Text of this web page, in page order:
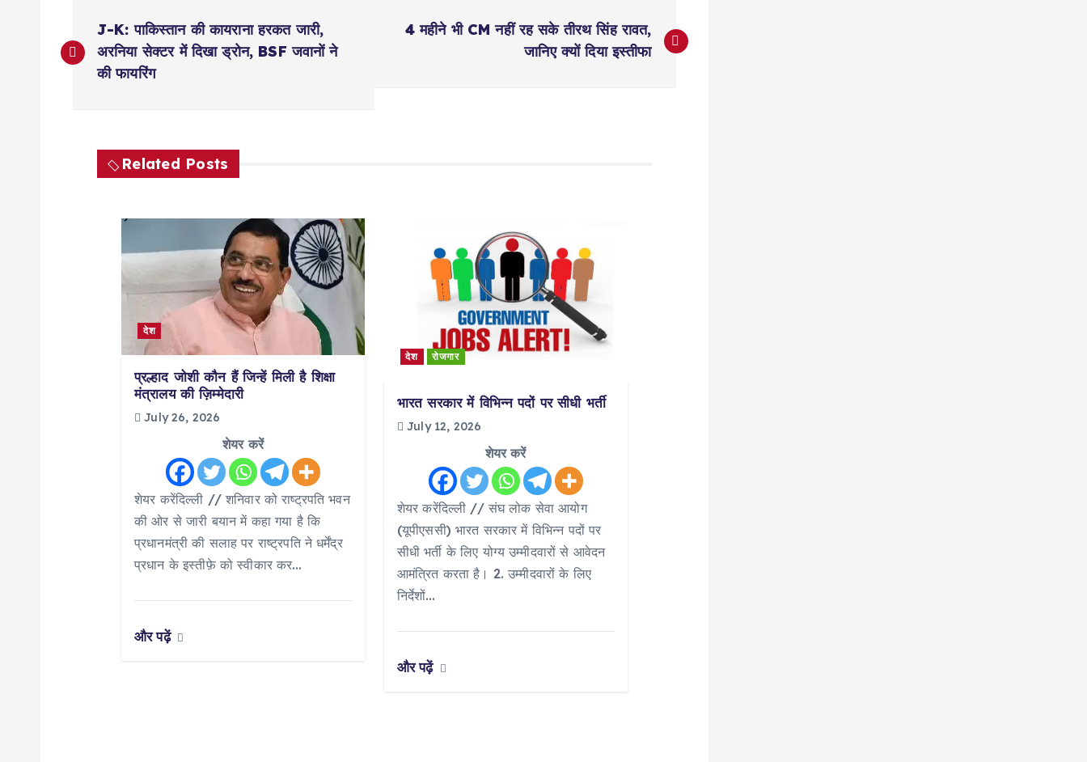
o
J-K: पाकिस्तान की कायराना हरकत जारी,
अरनिया सेक्टर में दिखा ड्रोन, BSF जवानों ने
की फायरिंग
4 महीने भी CM नहीं रह सके तीरथ सिंह रावत,
जानिए क्यों दिया इस्तीफा
Related Posts
देश
प्रल्हाद जोशी कौन हैं जिन्हें मिली है शिक्षा
मंत्रालय की ज़िम्मेदारी
July 26, 2026
शेयर करें
शेयर करेंदिल्ली // शनिवार को राष्ट्रपति भवन
की ओर से जारी बयान में कहा गया है कि
प्रधानमंत्री की सलाह पर राष्ट्रपति ने धर्मेंद्र
प्रधान के इस्तीफ़े को स्वीकार कर…
और पढ़ें
देश रोजगार
भारत सरकार में विभिन्न पदों पर सीधी भर्ती
July 12, 2026
शेयर करें
शेयर करेंदिल्ली // संघ लोक सेवा आयोग
(यूपीएससी) भारत सरकार में विभिन्न पदों पर
सीधी भर्ती के लिए योग्य उम्मीदवारों से आवेदन
आमंत्रित करता है। 2. उम्मीदवारों के लिए
निर्देशों…
और पढ़ें